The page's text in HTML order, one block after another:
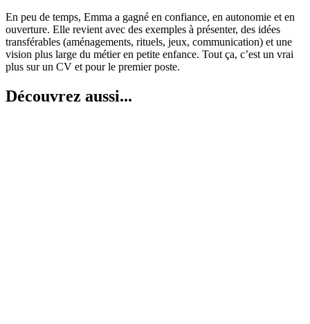
En peu de temps, Emma a gagné en confiance, en autonomie et en
ouverture. Elle revient avec des exemples à présenter, des idées
transférables (aménagements, rituels, jeux, communication) et une
vision plus large du métier en petite enfance. Tout ça, c’est un vrai
plus sur un CV et pour le premier poste.
Découvrez aussi...